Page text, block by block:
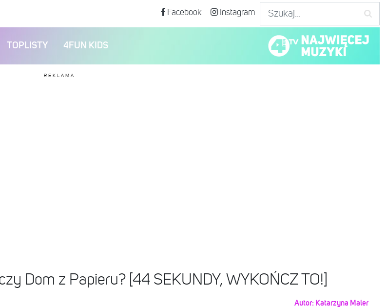
Facebook Instagram
TOPLISTY 4FUN KIDS
REKLAMA
Dom z Papieru? [44 SEKUNDY, WYKOŃCZ TO!]
Autor: Katarzyna Maler